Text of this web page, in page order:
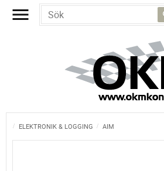
ELEKTRONIK & LOGGING AIM